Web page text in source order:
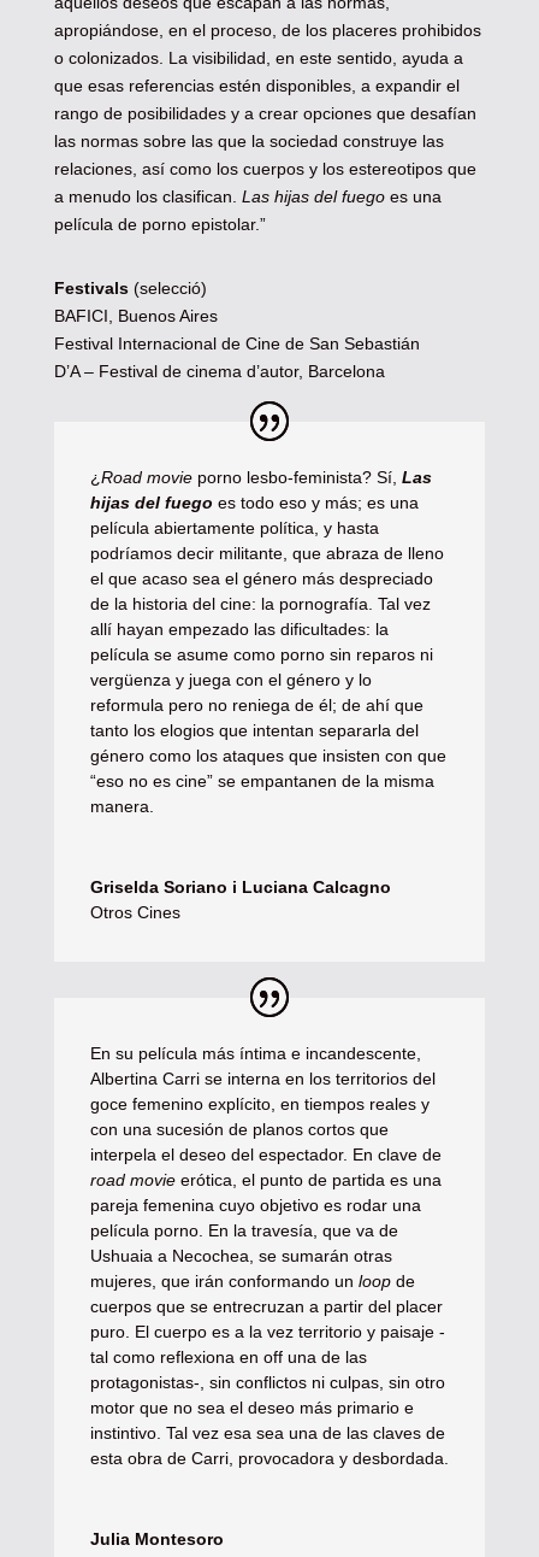
apropiándose, en el proceso, de los placeres prohibidos
o colonizados. La visibilidad, en este sentido, ayuda a
que esas referencias estén disponibles, a expandir el
rango de posibilidades y a crear opciones que desafían
las normas sobre las que la sociedad construye las
relaciones, así como los cuerpos y los estereotipos que
a menudo los clasifican. Las hijas del fuego es una
película de porno epistolar.”
Festivals (selecció)
BAFICI, Buenos Aires
Festival Internacional de Cine de San Sebastián
D’A – Festival de cinema d’autor, Barcelona
¿Road movieporno lesbo-feminista? Sí, Las
hijas del fuego es todo eso y más; es una
película abiertamente política, y hasta
podríamos decir militante, que abraza de lleno
el que acaso sea el género más despreciado
de la historia del cine: la pornografía. Tal vez
allí hayan empezado las dificultades: la
película se asume como porno sin reparos ni
vergüenza y juega con el género y lo
reformula pero no reniega de él; de ahí que
tanto los elogios que intentan separarla del
género como los ataques que insisten con que
“eso no es cine” se empantanen de la misma
manera.
Griselda Soriano i Luciana Calcagno
Otros Cines
En su película más íntima e incandescente,
Albertina Carri se interna en los territorios del
goce femenino explícito, en tiempos reales y
con una sucesión de planos cortos que
interpela el deseo del espectador. En clave de
road movieerótica, el punto de partida es una
pareja femenina cuyo objetivo es rodar una
película porno. En la travesía, que va de
Ushuaia a Necochea, se sumarán otras
mujeres, que irán conformando un loop de
cuerpos que se entrecruzan a partir del placer
puro. El cuerpo es a la vez territorio y paisaje -
tal como reflexiona en off una de las
protagonistas-, sin conflictos ni culpas, sin otro
motor que no sea el deseo más primario e
instintivo. Tal vez esa sea una de las claves de
esta obra de Carri, provocadora y desbordada.
Julia Montesoro